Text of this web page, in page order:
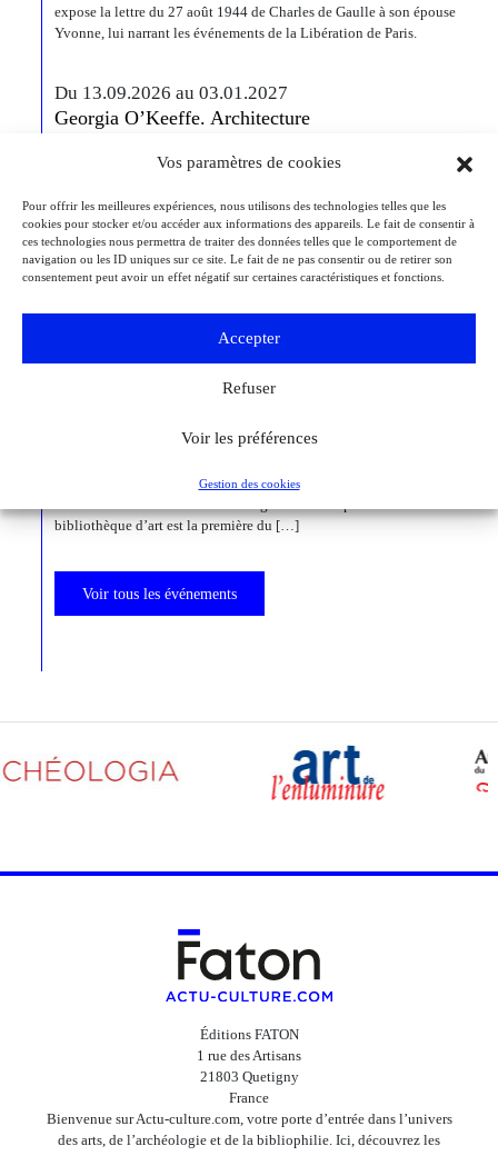
Vos paramètres de cookies
Pour offrir les meilleures expériences, nous utilisons des technologies telles que les
cookies pour stocker et/ou accéder aux informations des appareils. Le fait de consentir à
ces technologies nous permettra de traiter des données telles que le comportement de
navigation ou les ID uniques sur ce site. Le fait de ne pas consentir ou de retirer son
consentement peut avoir un effet négatif sur certaines caractéristiques et fonctions.
Accepter
Refuser
Voir les préférences
Gestion des cookies
expose la lettre du 27 août 1944 de Charles de Gaulle à son épouse
Yvonne, lui narrant les événements de la Libération de Paris.
Du 13.09.2026 au 03.01.2027
Georgia O’Keeffe. Architecture
« Georgia O’Keeffe. Architecture » est une exposition novatrice qui
1920 et 1960. Pionnière de l’art moderne, O’Keeffe a célébré la beauté
et la complexité des environnements bâtis qu’elle a habités à travers
ces œuvres remarquables. Tout au long de sa longue carrière, l’artiste a
puisé son inspiration dans […]
Du 27.11.2026 au 04.04.2027
Bizarre ! L’histoire de l’art du mot le plus fou du
réalités qui remettent radicalement en question l’ordre du monde. Des
comportements à faire dresser les cheveux sur la tête, mais aussi : des
bibliothèque d’art est la première du […]
Voir tous les événements
Éditions FATON
1 rue des Artisans
21803 Quetigny
France
Bienvenue sur Actu-culture.com, votre porte d’entrée dans l’univers
des arts, de l’archéologie et de la bibliophilie. Ici, découvrez les